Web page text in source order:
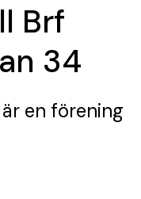
Brf
34
är en förening